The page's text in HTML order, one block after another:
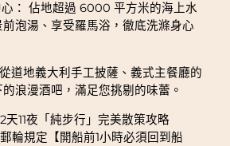
： 佔地超過 6000 平方米的海上水
泡湯、享受羅馬浴，徹底洗滌身心
道地義大利手工披薩、義式主餐廳的
浪漫酒吧，滿足您挑剔的味蕾。
天11夜「純步行」完美散策攻略
輪規定【開船前1小時必須回到船